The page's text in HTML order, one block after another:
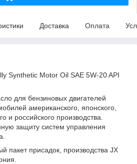
Доставка Оплата
Synthetic Motor Oil SAE 5W-20 API
для бензиновых двигателей
американского, японского,
и российского производства.
защиту систем управления
пакет присадок, производства JX